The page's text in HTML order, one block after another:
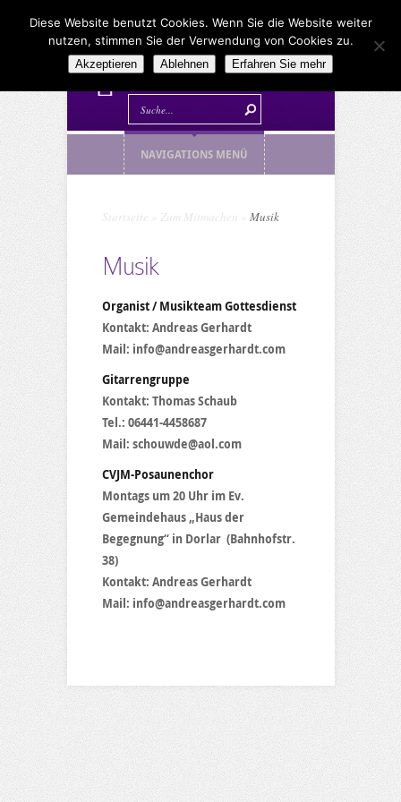
NAVIGATIONS MENÜ
Startseite Zum Mitmachen Musik
Musik
Organist / Musikteam Gottesdienst
Kontakt: Andreas Gerhardt
Mail: info@andreasgerhardt.com
Gitarrengruppe
Kontakt: Thomas Schaub
Tel.: 06441-4458687
Mail: schouwde@aol.com
CVJM-Posaunenchor
Montags um 20 Uhr im Ev.
Gemeindehaus „Haus der
Begegnung“ in Dorlar (Bahnhofstr.
38)
Kontakt: Andreas Gerhardt
Mail: info@andreasgerhardt.com
Diese Website benutzt Cookies. Wenn Sie die Website weiter
nutzen, stimmen Sie der Verwendung von Cookies zu.
Akzeptieren Ablehnen Erfahren Sie mehr